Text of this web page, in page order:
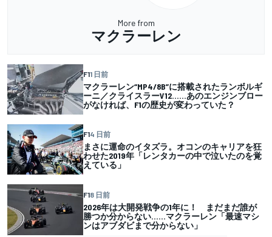
More from
マクラーレン
F11 日前
マクラーレン“MP4/8B”に搭載されたランボルギ
ーニ／クライスラーV12……あのエンジンブロー
がなければ、F1の歴史が変わっていた？
F14 日前
まさに運命のイタズラ。オコンのキャリアを狂
わせた2019年「レンタカーの中で泣いたのを覚
えている」
F18 日前
2026年は大開発戦争の1年に！ まだまだ誰が
勝つか分からない……マクラーレン「最速マシ
ンはアブダビまで分からない」